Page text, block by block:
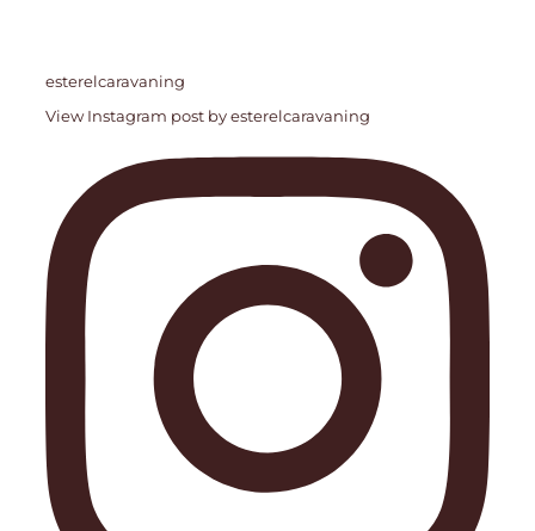
esterelcaravaning
View Instagram post by esterelcaravaning